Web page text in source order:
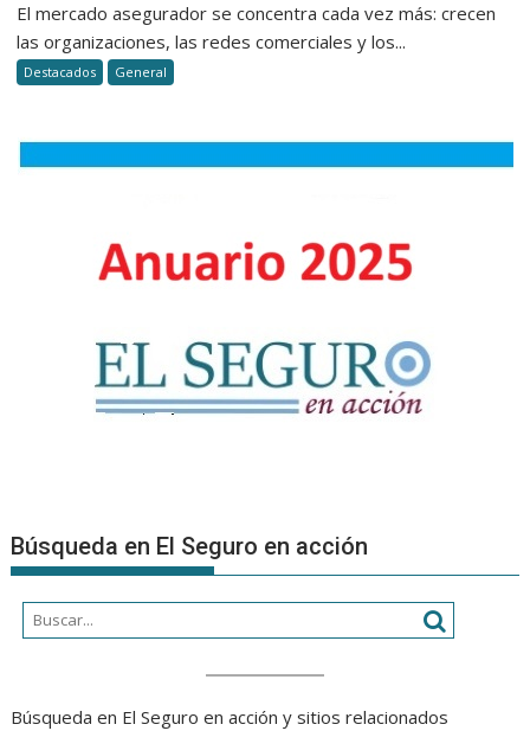
El mercado asegurador se concentra cada vez más: crecen
las organizaciones, las redes comerciales y los...
Destacados General
Búsqueda en El Seguro en acción
Búsqueda en El Seguro en acción y sitios relacionados